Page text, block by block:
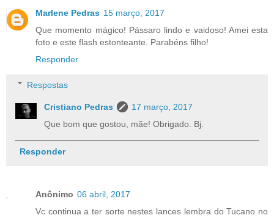
Marlene Pedras 15 março, 2017
Que momento mágico! Pássaro lindo e vaidoso! Amei esta
foto e este flash estonteante. Parabéns filho!
Responder
Respostas
Cristiano Pedras
17 março, 2017
Que bom que gostou, mãe! Obrigado. Bj.
Responder
Anônimo 06 abril, 2017
Vc continua a ter sorte nestes lances lembra do Tucano no